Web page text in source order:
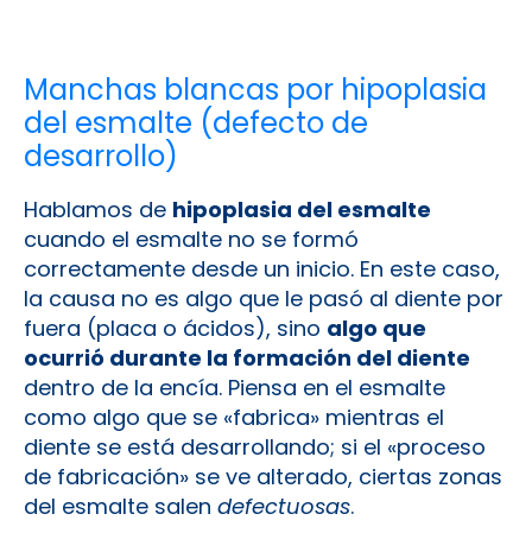
Manchas blancas por hipoplasia
del esmalte (defecto de
desarrollo)
Hablamos de hipoplasia del esmalte
cuando el esmalte no se formó
correctamente desde un inicio. En este caso,
la causa no es algo que le pasó al diente por
fuera (placa o ácidos), sino algo que
ocurrió durante la formación del diente
dentro de la encía. Piensa en el esmalte
como algo que se «fabrica» mientras el
diente se está desarrollando; si el «proceso
de fabricación» se ve alterado, ciertas zonas
del esmalte salen defectuosas.